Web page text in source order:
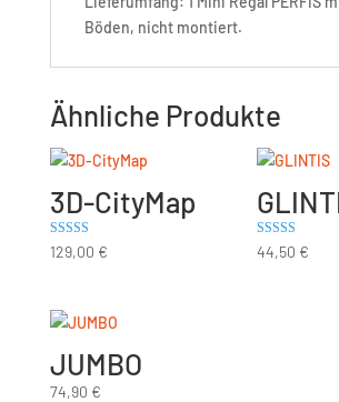
Böden, nicht montiert.
Ähnliche Produkte
3D-CityMap
Bewertet mit
5.00
129,00 €
Bewertet mit
5.00
44,50 €
JUMBO
74,90 €